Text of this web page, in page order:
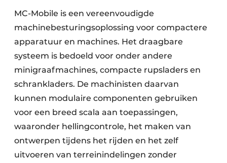
MC-Mobile is een vereenvoudigde
machinebesturingsoplossing voor compactere
apparatuur en machines. Het draagbare
systeem is bedoeld voor onder andere
minigraafmachines, compacte rupsladers en
schrankladers. De machinisten daarvan
kunnen modulaire componenten gebruiken
voor een breed scala aan toepassingen,
waaronder hellingcontrole, het maken van
ontwerpen tijdens het rijden en het zelf
uitvoeren van terreinindelingen zonder